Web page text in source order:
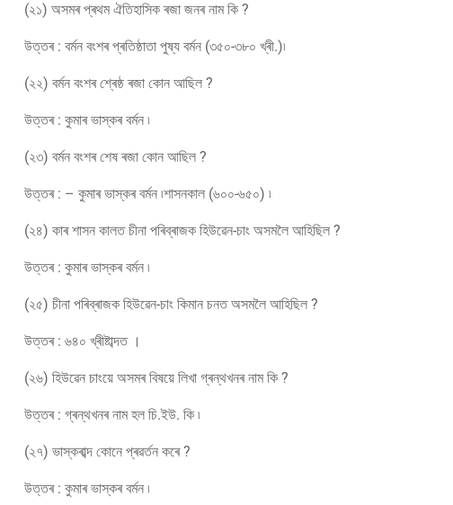
(২১) অসমৰ প্ৰথম ঐতিহাসিক ৰজা জনৰ নাম কি ?
উত্তৰ : বৰ্মন বংশৰ প্ৰতিষ্ঠাতা পুষ্য বৰ্মন (৩৫০-৩৮০ খ্ৰী.)৷
(২২) বৰ্মন বংশৰ শ্ৰেষ্ঠ ৰজা কোন আছিল ?
উত্তৰ : কুমাৰ ভাস্কৰ বৰ্মন ৷
(২৩) বৰ্মন বংশৰ শেষ ৰজা কোন আছিল ?
উত্তৰ : – কুমাৰ ভাস্কৰ বৰ্মন ৷শাসনকাল (৬০০-৬৫০) ৷
(২৪) কাৰ শাসন কালত চীনা পৰিব্ৰাজক হিউৱেন-চাং অসমলৈ আহিছিল ?
উত্তৰ : কুমাৰ ভাস্কৰ বৰ্মন ৷
(২৫) চীনা পৰিব্ৰাজক হিউৱেন-চাং কিমান চনত অসমলৈ আহিছিল ?
উত্তৰ : ৬৪০ খ্ৰীষ্টাব্দত ।
(২৬) হিউৱেন চাংয়ে অসমৰ বিষয়ে লিখা গ্ৰন্থখনৰ নাম কি ?
উত্তৰ : গ্ৰন্থখনৰ নাম হল চি.ইউ. কি ৷
(২৭) ভাস্কৰাব্দ কোনে প্ৰৱৰ্তন কৰে ?
উত্তৰ : কুমাৰ ভাস্কৰ বৰ্মন ৷